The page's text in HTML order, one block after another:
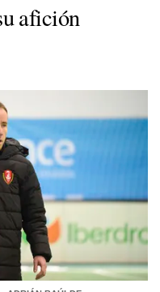
afición